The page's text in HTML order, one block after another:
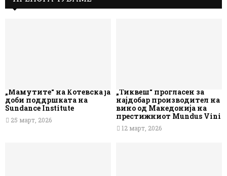
„Мамутите“ на Котевска ја
доби поддршката на
Sundance Institute
25 март, 2026
„Тиквеш“ прогласен за
најдобар производител на
вино од Македонија на
престижниот Mundus Vini
12 март, 2026